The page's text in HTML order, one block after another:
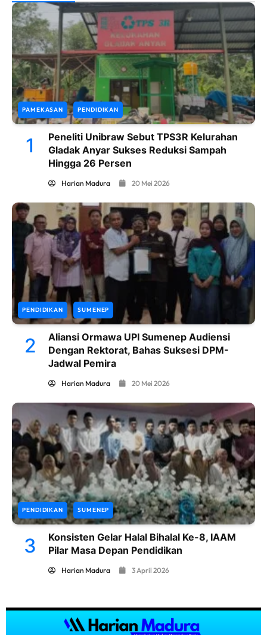
PAMEKASAN PENDIDIKAN
1
Peneliti Unibraw Sebut TPS3R Kelurahan
Gladak Anyar Sukses Reduksi Sampah
Hingga 26 Persen
Harian Madura 20 Mei 2026
PENDIDIKAN SUMENEP
2
Aliansi Ormawa UPI Sumenep Audiensi
Dengan Rektorat, Bahas Suksesi DPM-
Jadwal Pemira
Harian Madura 20 Mei 2026
PENDIDIKAN SUMENEP
3
Konsisten Gelar Halal Bihalal Ke-8, IAAM
Pilar Masa Depan Pendidikan
Harian Madura 3 April 2026